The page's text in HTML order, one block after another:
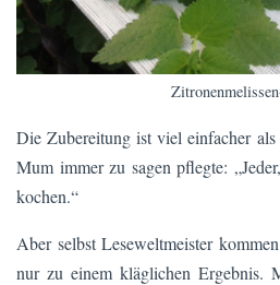
Die Zubereitung ist viel einfacher
Mum immer zu sagen pflegte:
kochen.“
Aber selbst Leseweltmeister
nur zu einem kläglichen Ergebnis. Manchmal sind die Rezepte